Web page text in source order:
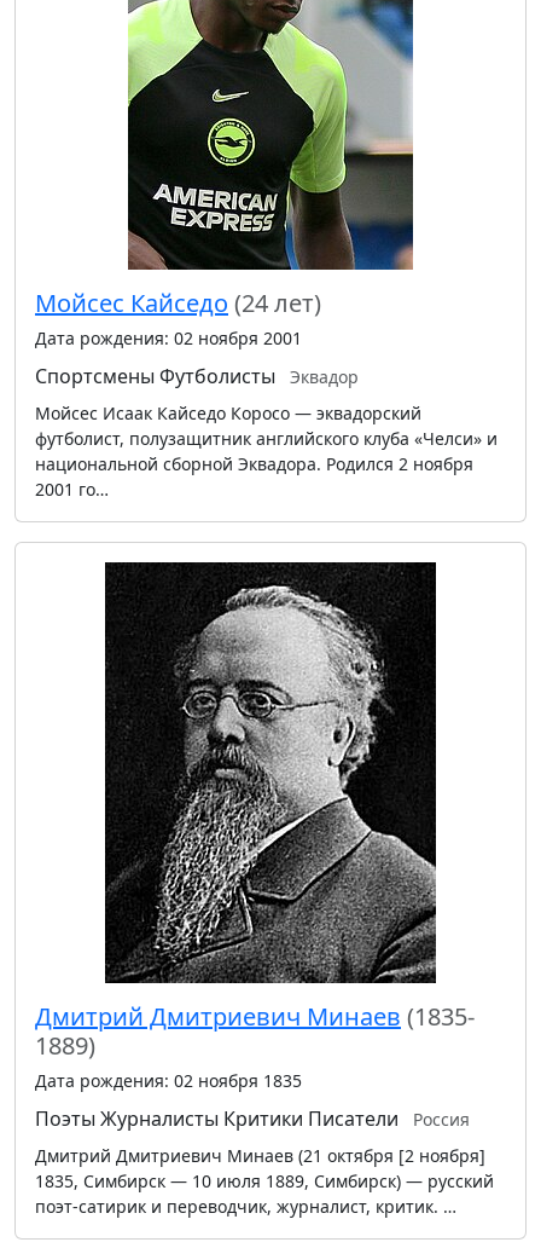
Мойсес Кайседо (24 лет)
Дата рождения: 02 ноября 2001
Спортсмены Футболисты
Эквадор
Мойсес Исаак Кайседо Коросо — эквадорский
футболист, полузащитник английского клуба «Челси» и
национальной сборной Эквадора. Родился 2 ноября
2001 го…
Дмитрий Дмитриевич Минаев (1835-
1889)
Дата рождения: 02 ноября 1835
Поэты Журналисты Критики Писатели
Россия
Дмитрий Дмитриевич Минаев (21 октября [2 ноября]
1835, Симбирск — 10 июля 1889, Симбирск) — русский
поэт-сатирик и переводчик, журналист, критик. …